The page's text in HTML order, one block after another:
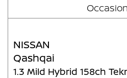
Occasion
NISSAN
Qashqai
1.3 Mild Hybrid 158ch